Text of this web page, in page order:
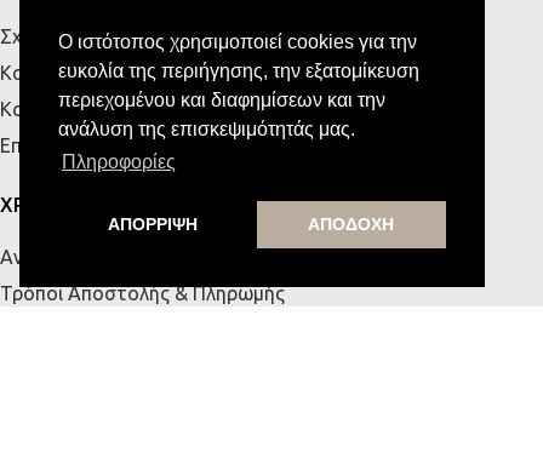
Ο ιστότοπος χρησιμοποιεί cookies για την
ευκολία της περιήγησης, την εξατομίκευση
περιεχομένου και διαφημίσεων και την
ανάλυση της επισκεψιμότητάς μας.
Πληροφορίες
ΑΠΟΡΡΙΨΗ ΑΠΟΔΟΧΗ
Σχετικά με εμάς
Κατάστημα Πάτρας
Κατάστημα Κρήτης
Επικοινωνία
ΧΡΗΣΙΜΑ
Αναζήτηση Παραγγελίας
Τρόποι Αποστολής & Πληρωμής